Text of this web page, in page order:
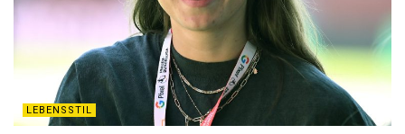
LEBENSSTIL